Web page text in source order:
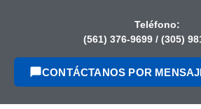
Teléfono:
(561) 376-9699 / (305)
CONTÁCTANOS POR